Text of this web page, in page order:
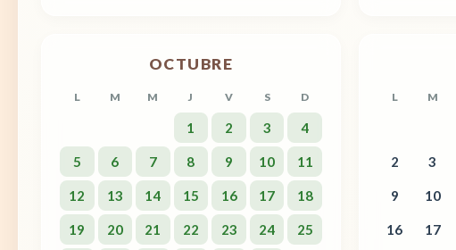
OCTUBRE
L M M J V S D
1 2 3 4
5 6 7 8 9 10 11
12 13 14 15 16 17 18
19 20 21 22 23 24 25
L M
2 3
9 10
16 17